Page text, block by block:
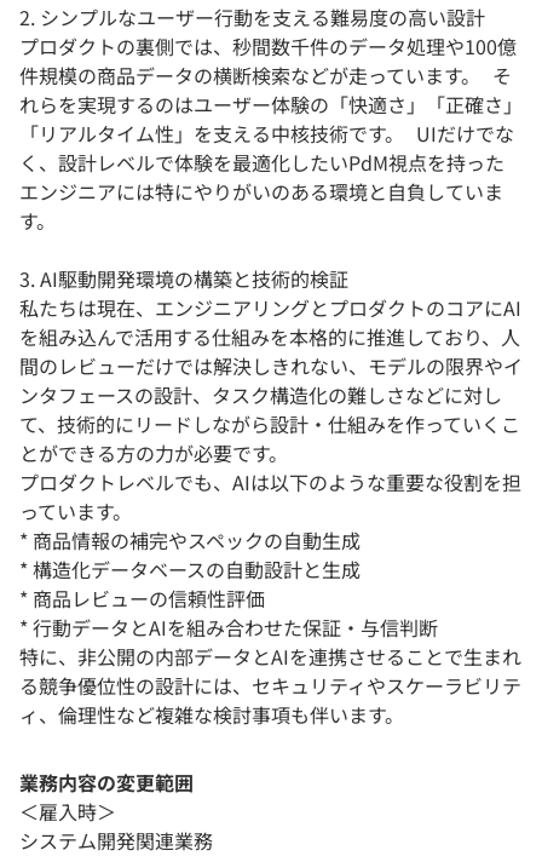
2. シンプルなユーザー行動を支える難易度の高い設計
プロダクトの裏側では、秒間数千件のデータ処理や100億
件規模の商品データの横断検索などが走っています。 そ
れらを実現するのはユーザー体験の「快適さ」「正確さ」
「リアルタイム性」を支える中核技術です。 UIだけでな
く、設計レベルで体験を最適化したいPdM視点を持った
エンジニアには特にやりがいのある環境と自負していま
す。
3. AI駆動開発環境の構築と技術的検証
私たちは現在、エンジニアリングとプロダクトのコアにAI
を組み込んで活用する仕組みを本格的に推進しており、人
間のレビューだけでは解決しきれない、モデルの限界やイ
ンタフェースの設計、タスク構造化の難しさなどに対し
て、技術的にリードしながら設計・仕組みを作っていくこ
とができる方の力が必要です。
プロダクトレベルでも、AIは以下のような重要な役割を担
っています。
* 商品情報の補完やスペックの自動生成
* 構造化データベースの自動設計と生成
* 商品レビューの信頼性評価
* 行動データとAIを組み合わせた保証・与信判断
特に、非公開の内部データとAIを連携させることで生まれ
る競争優位性の設計には、セキュリティやスケーラビリテ
ィ、倫理性など複雑な検討事項も伴います。
業務内容の変更範囲
＜雇入時＞
システム開発関連業務